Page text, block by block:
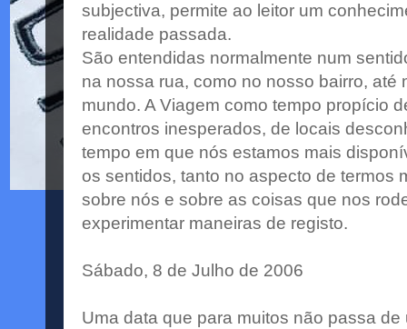
subjectiva, permite ao leitor um
realidade passada.
São entendidas normalmente num
na nossa rua, como no nosso bairro, até
mundo. A Viagem como tempo propício
encontros inesperados, de locais
tempo em que nós estamos mais
os sentidos, tanto no aspecto de termos
sobre nós e sobre as coisas que nos
experimentar maneiras de registo.
Sábado, 8 de Julho de 2006
Uma data que para muitos não passa